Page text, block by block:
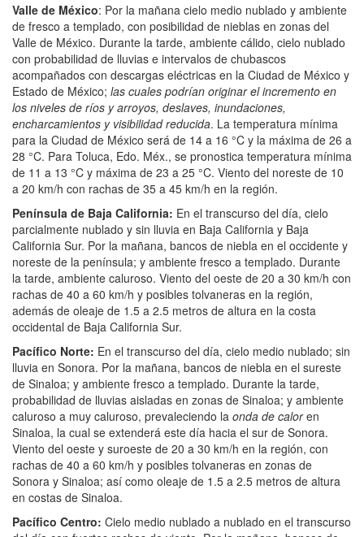
Valle de México: Por la mañana cielo medio nublado y ambiente
de fresco a templado, con posibilidad de nieblas en zonas del
Valle de México. Durante la tarde, ambiente cálido, cielo nublado
con probabilidad de lluvias e intervalos de chubascos
acompañados con descargas eléctricas en la Ciudad de México y
Estado de México; las cuales podrían originar el incremento en
los niveles de ríos y arroyos, deslaves, inundaciones,
encharcamientos y visibilidad reducida. La temperatura mínima
para la Ciudad de México será de 14 a 16 °C y la máxima de 26 a
28 °C. Para Toluca, Edo. Méx., se pronostica temperatura mínima
de 11 a 13 °C y máxima de 23 a 25 °C. Viento del noreste de 10
a 20 km/h con rachas de 35 a 45 km/h en la región.
Península de Baja California: En el transcurso del día, cielo
parcialmente nublado y sin lluvia en Baja California y Baja
California Sur. Por la mañana, bancos de niebla en el occidente y
noreste de la península; y ambiente fresco a templado. Durante
la tarde, ambiente caluroso. Viento del oeste de 20 a 30 km/h con
rachas de 40 a 60 km/h y posibles tolvaneras en la región,
además de oleaje de 1.5 a 2.5 metros de altura en la costa
occidental de Baja California Sur.
Pacífico Norte: En el transcurso del día, cielo medio nublado; sin
lluvia en Sonora. Por la mañana, bancos de niebla en el sureste
de Sinaloa; y ambiente fresco a templado. Durante la tarde,
probabilidad de lluvias aisladas en zonas de Sinaloa; y ambiente
caluroso a muy caluroso, prevaleciendo la onda de caloren
Sinaloa, la cual se extenderá este día hacia el sur de Sonora.
Viento del oeste y suroeste de 20 a 30 km/h en la región, con
rachas de 40 a 60 km/h y posibles tolvaneras en zonas de
Sonora y Sinaloa; así como oleaje de 1.5 a 2.5 metros de altura
en costas de Sinaloa.
Pacífico Centro: Cielo medio nublado a nublado en el transcurso